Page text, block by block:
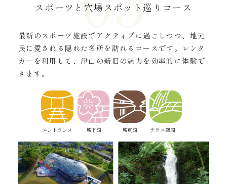
スポーツと穴場スポット巡りコース
最新のスポーツ施設でアクティブに過ごしつつ、地元
民に愛される隠れた名所を訪れるコースです。レンタ
カーを利用して、津山の新旧の魅力を効率的に体験で
きます。
エントランス 城下館 城東館 テラス空間